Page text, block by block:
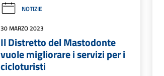
NOTIZIE
30 MARZO 2023
Il Distretto del Mastodonte
vuole migliorare i servizi per i
cicloturisti